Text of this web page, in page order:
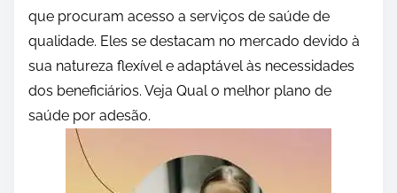
que procuram acesso a serviços de saúde de
qualidade. Eles se destacam no mercado devido à
sua natureza flexível e adaptável às necessidades
dos beneficiários. Veja Qual o melhor plano de
saúde por adesão.